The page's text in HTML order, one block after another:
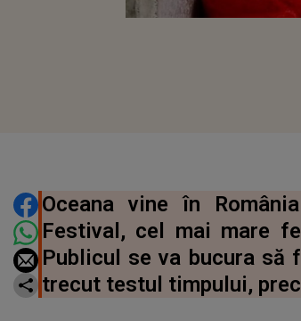
DISTRIBUIE ARTICOLUL
Oceana vine în
Festival, cel mai mare
Publicul se va bucura să
trecut testul timpului,